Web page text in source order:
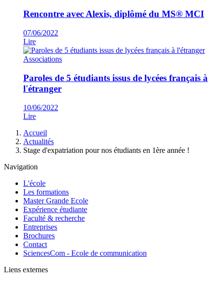
Rencontre avec Alexis, diplômé du MS® MCI
07/06/2022
Lire
Associations
Paroles de 5 étudiants issus de lycées français à
l'étranger
10/06/2022
Lire
d'Ariane
Accueil
Actualités
Stage d'expatriation pour nos étudiants en 1ère année !
Navigation
L'école
Les formations
Master Grande Ecole
Expérience étudiante
Faculté & recherche
Entreprises
Brochures
Contact
SciencesCom - Ecole de communication
Liens externes